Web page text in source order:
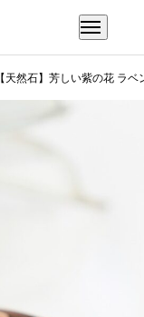
【天然石】芳しい紫の花 ラ